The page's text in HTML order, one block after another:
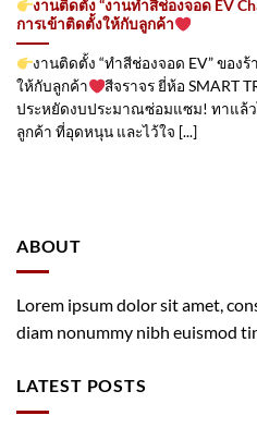
งานติดตั้ง “งานทำสีช่องจอด EV
การเข้าติดตั้ง​ให้กับลูกค้า
งานติดตั้ง “ทำสีช่องจอด EV” ของ
ให้กับลูกค้า
สีจราจร ยี่ห้อ SMART
ประหยัดงบประมาณซ่อมแซม! ทาแล้
ลูกค้า ที่อุดหนุน และไว้ใจ [...]
ABOUT
Lorem ipsum dolor sit amet,
diam nonummy nibh euismod
LATEST POSTS